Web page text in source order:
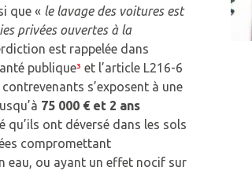
que « le lavage des voitures est
privées ouvertes à la
est rappelée dans
publique³ et l’article L216-6
contrevenants s’exposent à une
75 000 € et 2 ans
qu’ils ont déversé dans les sols
compromettant
eau, ou ayant un effet nocif sur